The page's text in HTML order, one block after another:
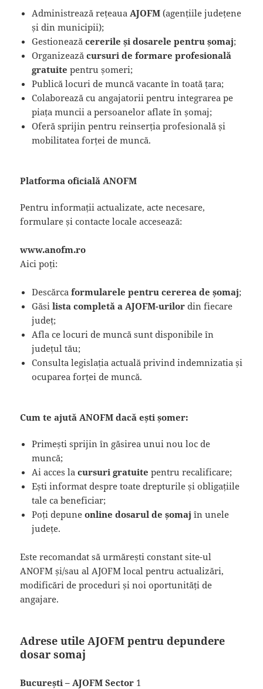
Administrează rețeaua AJOFM (agențiile județene
și din municipii);
Gestioneazăcererile și dosarele pentru șomaj;
Organizeazăcursuri de formare profesională
gratuite pentru șomeri;
Publică locuri de muncă vacante în toată țara;
Colaborează cu angajatorii pentru integrarea pe
piața muncii a persoanelor aflate în șomaj;
Oferă sprijin pentru reinserția profesională și
mobilitatea forței de muncă.
Platforma oficială ANOFM
Pentru informații actualizate, acte necesare,
formulare și contacte locale accesează:
www.anofm.ro
Aici poți:
Descărcaformularele pentru cererea de șomaj;
Găsilista completă a AJOFM-urilor din fiecare
județ;
Afla ce locuri de muncă sunt disponibile în
județul tău;
Consulta legislația actuală privind indemnizatia și
ocuparea forței de muncă.
Cum te ajută ANOFM dacă ești șomer:
Primești sprijin în găsirea unui nou loc de
muncă;
Ai acces lacursuri gratuite pentru recalificare;
Ești informat despre toate drepturile și obligațiile
tale ca beneficiar;
Poți depuneonline dosarul de șomaj în unele
județe.
Este recomandat să urmărești constant site-ul
ANOFM și/sau al AJOFM local pentru actualizări,
modificări de proceduri și noi oportunități de
angajare.
Adrese utile AJOFM pentru depundere
dosar somaj
București – AJOFM Sector 1